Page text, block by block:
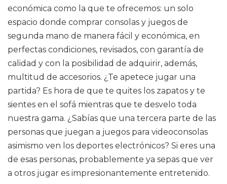
económica como la que te ofrecemos: un solo
espacio donde comprar consolas y juegos de
segunda mano de manera fácil y económica, en
perfectas condiciones, revisados, con garantía de
calidad y con la posibilidad de adquirir, además,
multitud de accesorios. ¿Te apetece jugar una
partida? Es hora de que te quites los zapatos y te
sientes en el sofá mientras que te desvelo toda
nuestra gama. ¿Sabías que una tercera parte de las
personas que juegan a juegos para videoconsolas
asimismo ven los deportes electrónicos? Si eres una
de esas personas, probablemente ya sepas que ver
a otros jugar es impresionantemente entretenido.